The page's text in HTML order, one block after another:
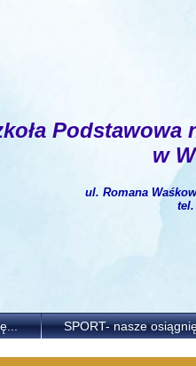
Podstawowa
w
ul. Romana
tel.
SPORT- nasze